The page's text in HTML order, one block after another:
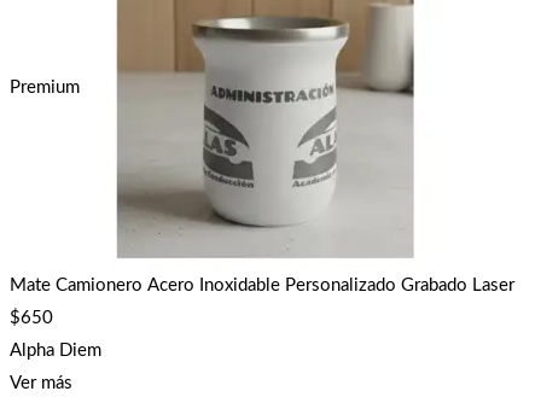
Premium
Mate Camionero Acero Inoxidable Personalizado Grabado Laser
$650
Alpha Diem
Ver más